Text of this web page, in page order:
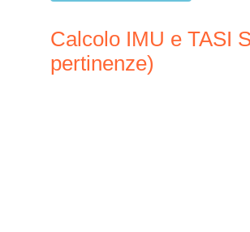
Calcolo IMU e TASI
pertinenze)